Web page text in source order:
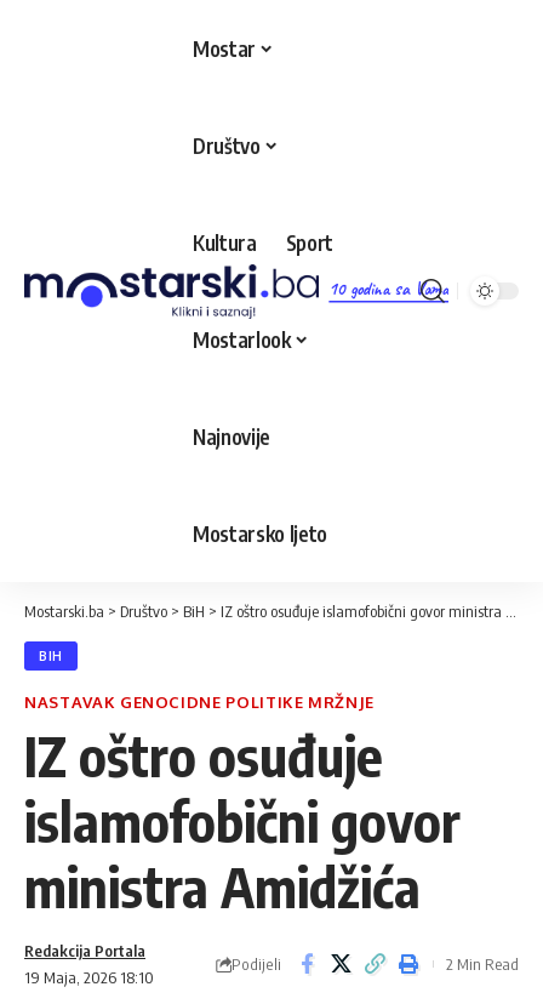
10 godina sa Vama
Mostar
Društvo
Kultura Sport
Mostarlook
Najnovije
Mostarsko ljeto
Mostarski.ba > Društvo > BiH > IZ oštro osuđuje islamofobični govor ministra Amidžića
BIH
NASTAVAK GENOCIDNE POLITIKE MRŽNJE
IZ oštro osuđuje
islamofobični govor
ministra Amidžića
19 Maja, 2026 18:10
Redakcija Portala
Podijeli 2 Min Read